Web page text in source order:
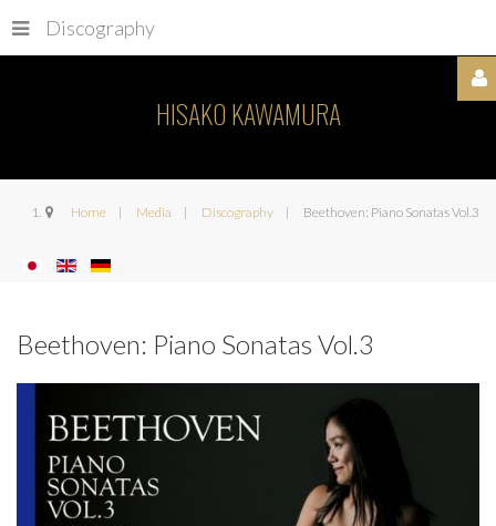
HISAKO KAWAMURA
Discography
Home Media Discography Beethoven: Piano Sonatas Vol.3
Beethoven: Piano Sonatas Vol.3
Remember